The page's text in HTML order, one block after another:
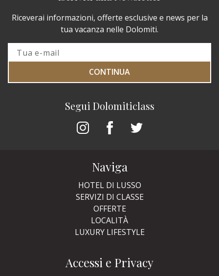
Segui Dolomiticlass
Riceverai informazioni, offerte esclusive e news per la
tua vacanza nelle Dolomiti.
CONTINUA
Naviga
HOTEL DI LUSSO
SERVIZI DI CLASSE
OFFERTE
LOCALITÀ
LUXURY LIFESTYLE
Accessi e Privacy